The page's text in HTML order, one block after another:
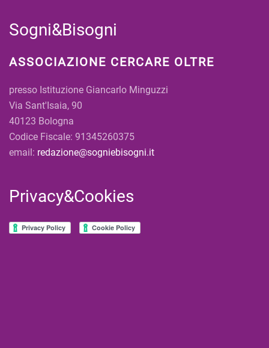
Sogni&Bisogni
ASSOCIAZIONE CERCARE OLTRE
presso Istituzione Giancarlo Minguzzi
Via Sant'Isaia, 90
40123 Bologna
Codice Fiscale: 91345260375
email: redazione@sogniebisogni.it
Privacy&Cookies